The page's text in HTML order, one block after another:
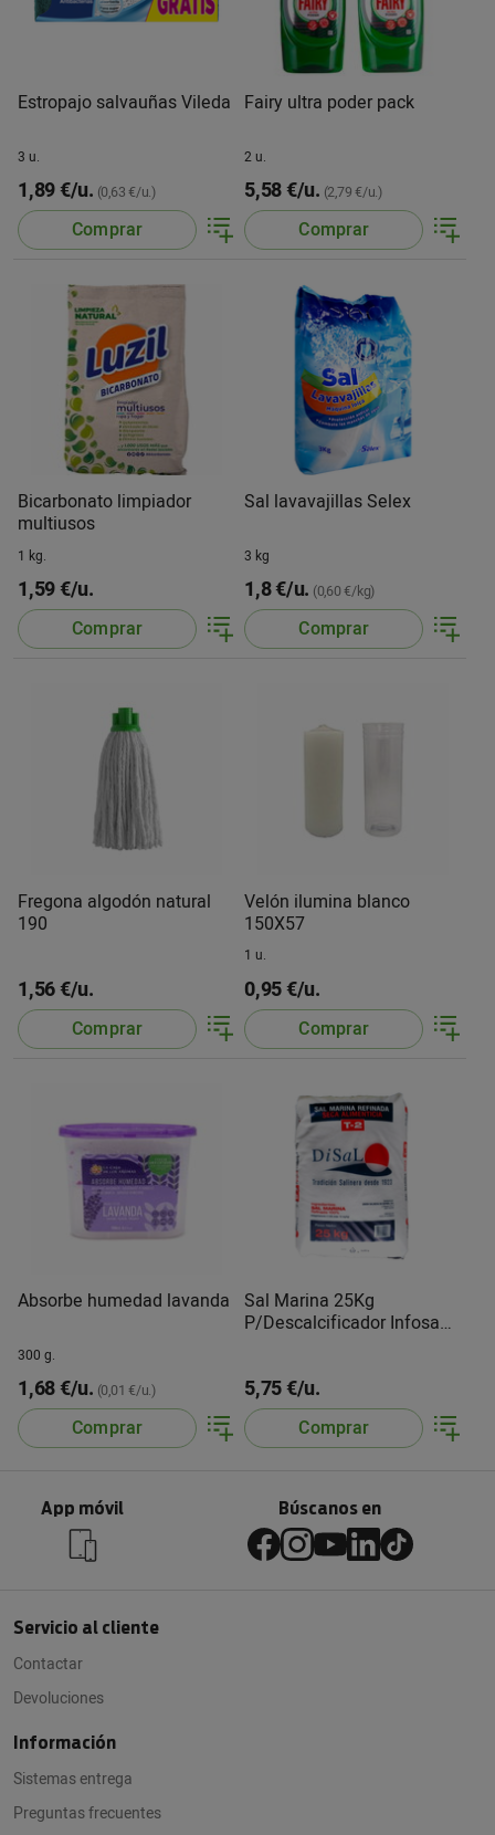
Estropajo salvauñas Vileda
3 u.
1,89 €/u. (0,63 €/u.)
Comprar
Fairy ultra poder pack
2 u.
5,58 €/u. (2,79 €/u.)
Comprar
Bicarbonato limpiador
multiusos
1 kg.
1,59 €/u.
Comprar
Sal lavavajillas Selex
3 kg
1,8 €/u. (0,60 €/kg)
Comprar
Fregona algodón natural
190
1,56 €/u.
Comprar
Velón ilumina blanco
150X57
1 u.
0,95 €/u.
Comprar
Absorbe humedad lavanda
300 g.
1,68 €/u. (0,01 €/u.)
Comprar
Sal Marina 25Kg
P/Descalcificador Infosa
5,75 €/u.
Comprar
App móvil Búscanos en
Servicio al cliente
Contactar
Devoluciones
Información
Sistemas entrega
Preguntas frecuentes